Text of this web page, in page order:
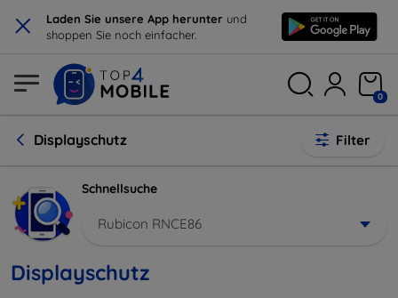
× Laden Sie unsere App herunter und
shoppen Sie noch einfacher.
0
Displayschutz Filter
Schnellsuche
Rubicon RNCE86
Displayschutz